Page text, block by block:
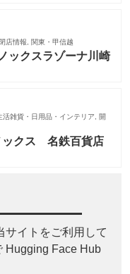
店情報, 関東・甲信越
ックスラゾーナ川崎
雑貨・日用品・インテリア, 開
ックス 名鉄百貨店
サイトをご利用して
Hugging Face Hub